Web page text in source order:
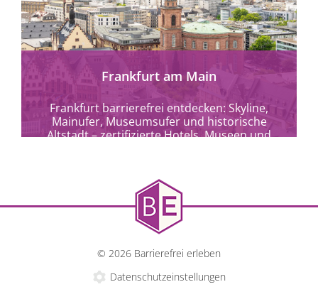
mehr erfahren
Frankfurt am Main
Frankfurt barrierefrei entdecken: Skyline,
Mainufer, Museumsufer und historische
Altstadt – zertifizierte Hotels, Museen und
© 2026 Barrierefrei erleben
Datenschutzeinstellungen